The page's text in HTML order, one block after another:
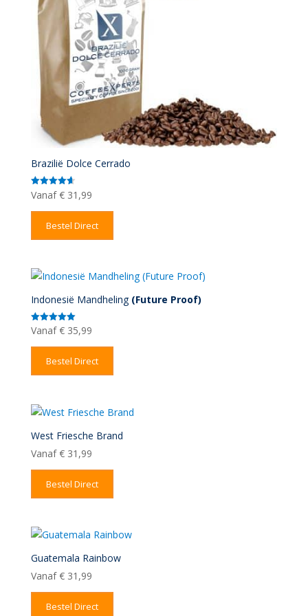
Brazilië Dolce Cerrado
Gewaardeerd
4.67
Vanaf €31,99
Bestel Direct
Indonesië Mandheling (Future Proof)
Gewaardeerd
5.00
uit 5
Vanaf €35,99
Bestel Direct
West Friesche Brand
Vanaf €31,99
Bestel Direct
Guatemala Rainbow
Vanaf €31,99
Bestel Direct